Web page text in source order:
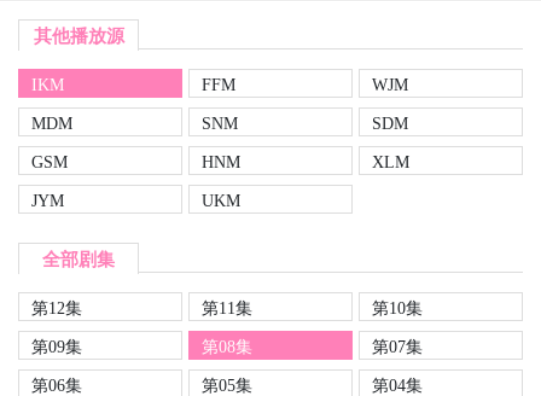
其他播放源
IKM FFM
WJM
MDM
SNM
SDM
GSM
HNM
XLM
JYM
UKM
全部剧集
第12集 第11集
第10集
第09集
第08集
第07集
第06集
第05集
第04集